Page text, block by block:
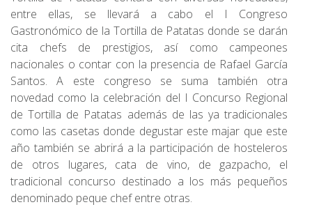
entre ellas, se llevará a cabo el I Congreso
Gastronómico de la Tortilla de Patatas donde se darán
cita chefs de prestigios, así como campeones
nacionales o contar con la presencia de Rafael García
Santos. A este congreso se suma también otra
novedad como la celebración del I Concurso Regional
de Tortilla de Patatas además de las ya tradicionales
como las casetas donde degustar este majar que este
año también se abrirá a la participación de hosteleros
de otros lugares, cata de vino, de gazpacho, el
tradicional concurso destinado a los más pequeños
denominado peque chef entre otras.